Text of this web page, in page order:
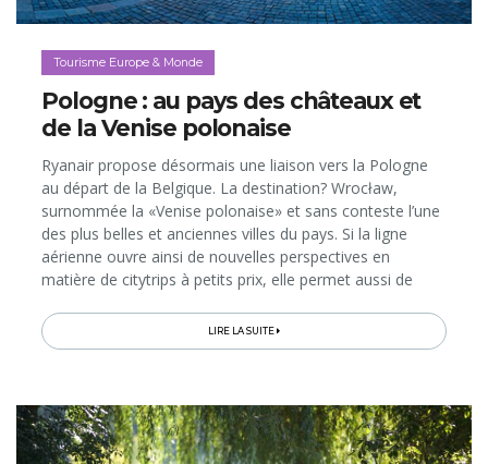
Tourisme Europe & Monde
Pologne : au pays des châteaux et
de la Venise polonaise
Ryanair propose désormais une liaison vers la Pologne
au départ de la Belgique. La destination? Wrocław,
surnommée la «Venise polonaise» et sans conteste l’une
des plus belles et anciennes villes du pays. Si la ligne
aérienne ouvre ainsi de nouvelles perspectives en
matière de citytrips à petits prix, elle permet aussi de
Pologne), dont Wrocław est la capitale et où la nature
époustouflante sert de décor enchanteur à 770
LIRE LA SUITE